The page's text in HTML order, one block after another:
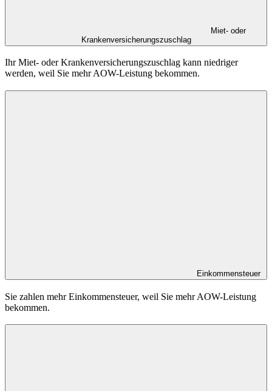
Miet- oder
Krankenversicherungszuschlag
Ihr Miet- oder Krankenversicherungszuschlag kann niedriger
werden, weil Sie mehr AOW-Leistung bekommen.
Einkommensteuer
Sie zahlen mehr Einkommensteuer, weil Sie mehr AOW-Leistung
bekommen.